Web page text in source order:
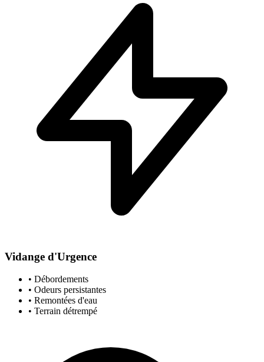
Vidange d'Urgence
• Débordements
• Odeurs persistantes
• Remontées d'eau
• Terrain détrempé